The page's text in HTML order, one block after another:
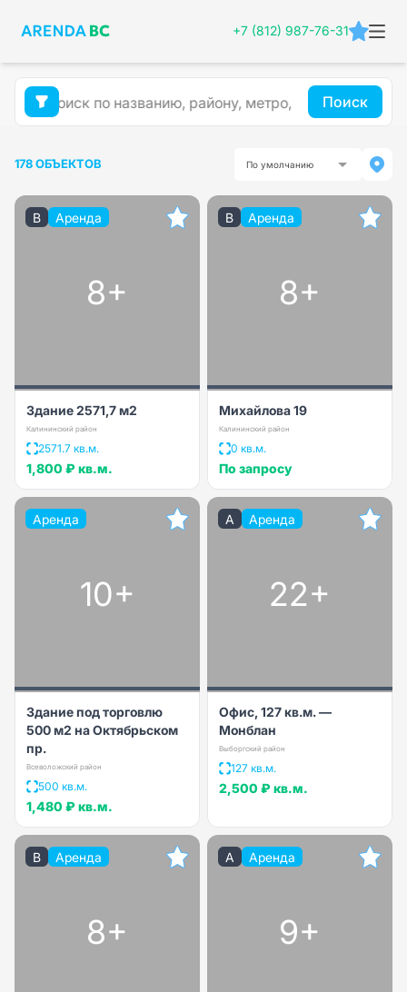
+7 (812) 987-76-31
Поиск
178 ОБЪЕКТОВ По умолчанию
B Аренда
8+
Здание 2571,7 м2
Калининский район
2571.7 кв.м.
1,800 ₽ кв.м.
B Аренда
8+
Михайлова 19
Калининский район
0 кв.м.
По запросу
Аренда
10+
Здание под торговлю
500 м2 на Октябрьском
пр.
Всеволожский район
500 кв.м.
1,480 ₽ кв.м.
A Аренда
22+
Офис, 127 кв.м. —
Монблан
Выборгский район
127 кв.м.
2,500 ₽ кв.м.
B Аренда
8+
A Аренда
9+